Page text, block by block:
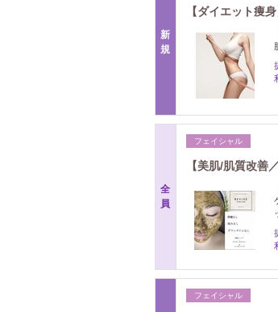
新
規
【ダイエット痩
全
員
フェイシャル
【美肌/肌質改善
フェイシャル